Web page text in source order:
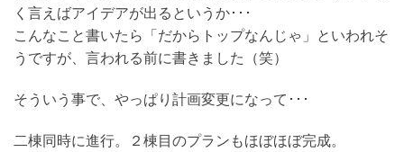
く言えばアイデアが出るというか･･･
こんなこと書いたら「だからトップなんじゃ」といわれそ
うですが、言われる前に書きました（笑）
そういう事で、やっぱり計画変更になって･･･
二棟同時に進行。２棟目のプランもほぼほぼ完成。